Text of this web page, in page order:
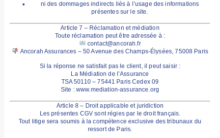
ni des dommages indirects liés à l’usage des informations
présentes sur le site.
Article 7 – Réclamation et médiation
Toute réclamation peut être adressée à :
contact@ancorah.fr
Ancorah Assurances – 50 Avenue des Champs-Élysées, 75008 Paris
Si la réponse ne satisfait pas le client, il peut saisir :
La Médiation de l’Assurance
TSA 50110 – 75441 Paris Cedex 09
Site : www.mediation-assurance.org
Article 8 – Droit applicable et juridiction
Les présentes CGV sont régies par ledroit français
Tout litige sera soumis à la compétence exclusive des tribunaux du
ressort de Paris